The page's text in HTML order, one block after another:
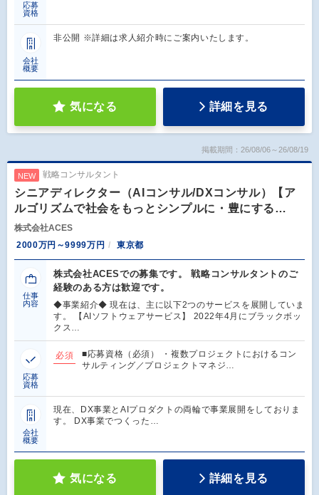
応募
資格
会社
概要
非公開 ※詳細は求人紹介時にご案内いたします。
気になる 詳細を見る
掲載期間：26/08/06～26/08/19
NEW 戦略コンサルタント
シニアディレクター（AIコンサル/DXコンサル）【ア
ルゴリズムで社会をもっとシンプルに・豊にする…
株式会社ACES
2000万円～9999万円
東京都
仕事
内容
株式会社ACESでの募集です。 戦略コンサルタントのご
経験のある方は歓迎です。
◆事業紹介◆ 現在は、主に以下2つのサービスを展開していま
す。 【AIソフトウェアサービス】 2022年4月にブラックボッ
クス…
応募
資格
必須
■応募資格（必須） ・複数プロジェクトにおけるコン
サルティング／プロジェクトマネジ…
会社
概要
現在、DX事業とAIプロダクトの両輪で事業展開をしておりま
す。 DX事業でつくった…
気になる 詳細を見る